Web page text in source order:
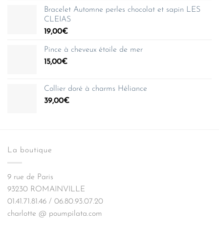
Bracelet Automne perles chocolat et sapin LES
CLEIAS
19,00€
Pince à cheveux étoile de mer
15,00€
Collier doré à charms Héliance
39,00€
La boutique
9 rue de Paris
93230 ROMAINVILLE
01.41.71.81.46 / 06.80.93.07.20
charlotte @ poumpilata.com